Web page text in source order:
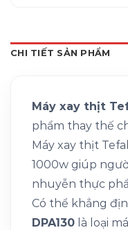
CHI TIẾT SẢN PHẨM
Máy xay thịt
phẩm thay thế
Máy xay thịt
1000w giúp
nhuyễn thực
Có thể khẳng
DPA130 là loại